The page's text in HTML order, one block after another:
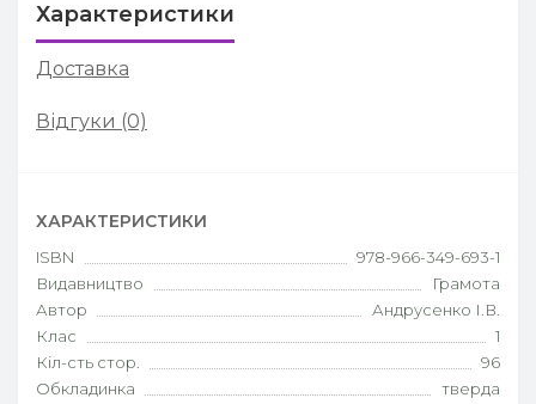
Характеристики
Доставка
Відгуки (0)
ХАРАКТЕРИСТИКИ
ISBN
978-966-349-693-1
Видавництво
Грамота
Автор
Андрусенко І.В.
Клас
1
Кіл-сть стор.
96
Обкладинка
тверда